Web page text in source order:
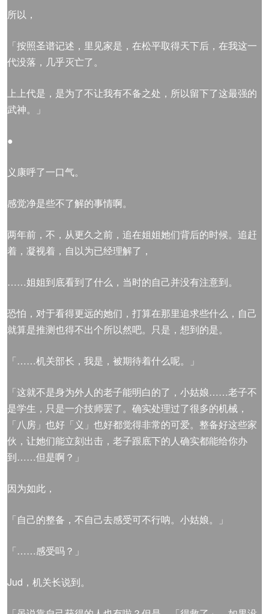
所以，
「按照圣谱记述，里见家是，在松平取得天下后，在我这一
代没落，几乎灭亡了。
上上代是，是为了不让我有不备之处，所以留下了这最强的
武神。」
●
义康呼了一口气。
感觉净是些不了解的事情啊。
两年前，不，从更久之前，追在姐姐她们背后的时候。追赶
着，凝视着，自以为已经理解了，
……姐姐到底看到了什么，当时的自己并没有注意到。
恐怕，对于看得更远的她们，打算在那里追求些什么，自己
就算是推测也得不出个所以然吧。只是，想到的是。
「……机关部长，我是，被期待着什么呢。」
「这就不是身为外人的老子能明白的了，小姑娘……老子不
是学生，只是一介技师罢了。确实处理过了很多的机械，
「八房」也好「义」也好都觉得非常的可爱。整备好这些家
伙，让她们能立刻出击，老子跟底下的人确实都能给你办
到……但是啊？」
因为如此，
「自己的整备，不自己去感受可不行呐。小姑娘。」
「……感受吗？」
Jud，机关长说到。